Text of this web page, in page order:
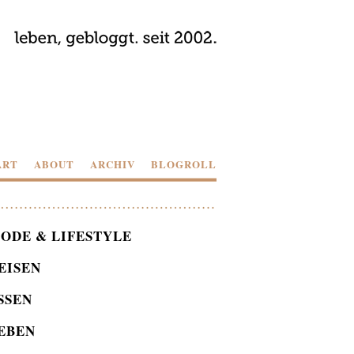
ABOUT ARCHIV BLOGROLL
& LIFESTYLE